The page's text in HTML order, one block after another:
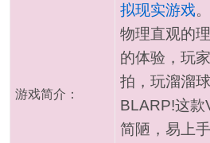
游戏简介：
拟现实游戏
物理直观的
的体验，玩
拍，玩溜溜
BLARP!这款
简陋，易上